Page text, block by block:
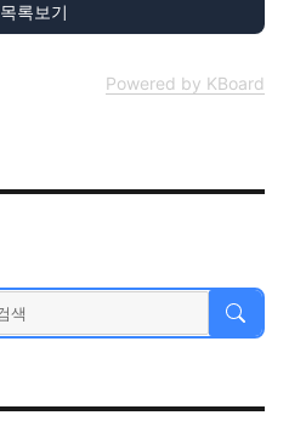
목록보기
Powered by KBoard